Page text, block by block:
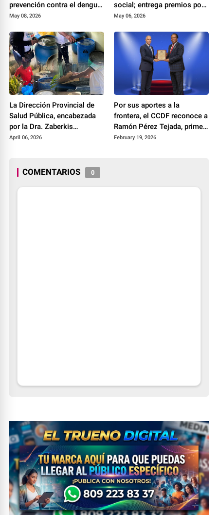
prevención contra el dengue
en Restauración
May 08, 2026
social; entrega premios por
vamos de 300 mil pesos
May 06, 2026
La Dirección Provincial de
Salud Pública, encabezada
por la Dra. Zaberkis
Rodríguez, continúa
Dajabón
April 06, 2026
Por sus aportes a la
frontera, el CCDF reconoce a
Ramón Pérez Tejada, primer
director de la Ley 12-21
February 19, 2026
COMENTARIOS 0